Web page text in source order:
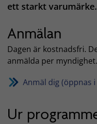
ett starkt varumärke.
Anmälan
Dagen är kostnadsfri.
anmälda per myndighet.
Anmäl dig (öppnas
Ur